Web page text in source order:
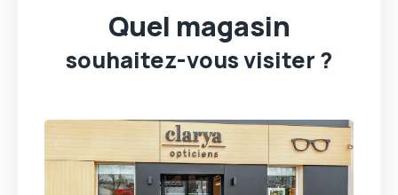
Quel magasin
souhaitez-vous visiter ?